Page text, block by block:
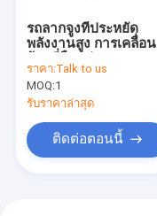
รถลากจูงที่ประหยัด
พลังงานสูง การเคลื่อน
ราคา:Talk to us
MOQ:1
รับราคาล่าสุด
ติดต่อตอนนี้